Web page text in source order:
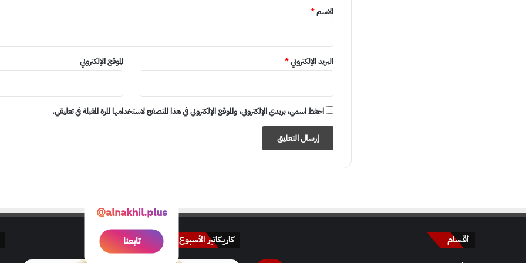
*
الاسم*
البريد الإلكتروني* الموقع الإلكتروني
احفظ اسمي، بريدي الإلكتروني، والموقع الإلكتروني في هذا المتصفح لاستخدامها المرة المقبلة في تعليقي.
@alnakhil.plus
تابعنا أقسام کاريکاتير الأسبوع